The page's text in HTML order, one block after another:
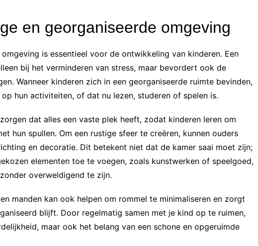
en georganiseerde omgeving
is essentieel voor de ontwikkeling van kinderen. Een
bij het verminderen van stress, maar bevordert ook de
Wanneer kinderen zich in een georganiseerde ruimte bevinden,
hun activiteiten, of dat nu lezen, studeren of spelen is.
dat alles een vaste plek heeft, zodat kinderen leren om
hun spullen. Om een rustige sfeer te creëren, kunnen ouders
en decoratie. Dit betekent niet dat de kamer saai moet zijn;
elementen toe te voegen, zoals kunstwerken of speelgoed,
overweldigend te zijn.
manden kan ook helpen om rommel te minimaliseren en zorgt
blijft. Door regelmatig samen met je kind op te ruimen,
maar ook het belang van een schone en opgeruimde